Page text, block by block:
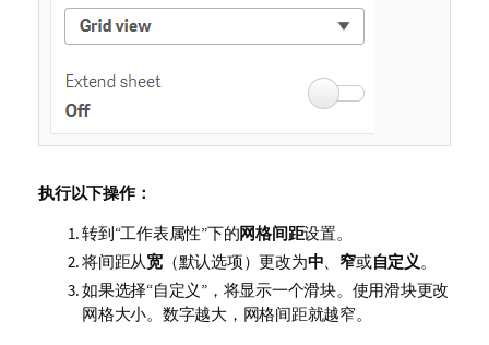
执行以下操作：
转到“工作表属性”下的网格间距设置。
将间距从宽（默认选项）更改为中 窄或自定义 。
如果选择“自定义”，将显示一个滑块。使用滑块更改
网格大小。数字越大，网格间距就越窄。